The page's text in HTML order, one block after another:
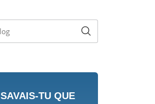
SAVAIS-TU QUE